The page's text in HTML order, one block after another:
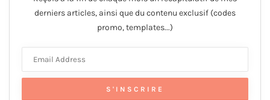
derniers articles, ainsi que du contenu exclusif (codes
promo, templates...)